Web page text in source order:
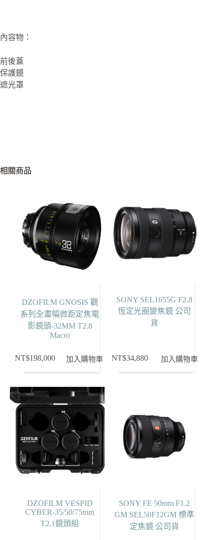
準
變
鏡
頭
SEL2070G
內容物：
前後蓋
保護鏡
遮光罩
相關商品
DZOFILM GNOSIS 觀
系列全畫幅微距定焦電
影鏡頭-32MM T2.8
Macro
NT$198,000 加入購物車
SONY SEL1655G F2.8
恆定光圈變焦鏡 公司
貨
NT$34,880 加入購物車
DZOFILM VESPID
CYBER-35/50/75mm
T2.1鏡頭組
SONY FE 50mm F1.2
GM SEL50F12GM 標準
定焦鏡 公司貨